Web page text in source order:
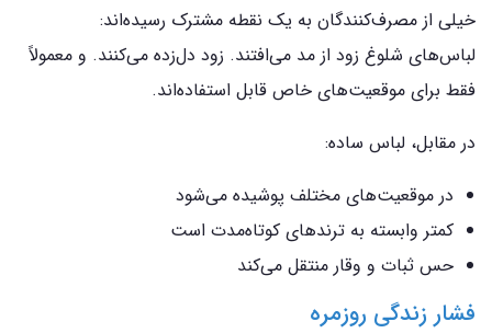
خیلی از مصرف‌کنندگان به یک نقطه مشترک رسیده‌اند:
لباس‌های شلوغ زود از مد می‌افتند. زود دل‌زده می‌کنند. و معمولاً
فقط برای موقعیت‌های خاص قابل استفاده‌اند.
در مقابل، لباس ساده:
در موقعیت‌های مختلف پوشیده می‌شود
کمتر وابسته به ترندهای کوتاه‌مدت است
حس ثبات و وقار منتقل می‌کند
فشار زندگی روزمره